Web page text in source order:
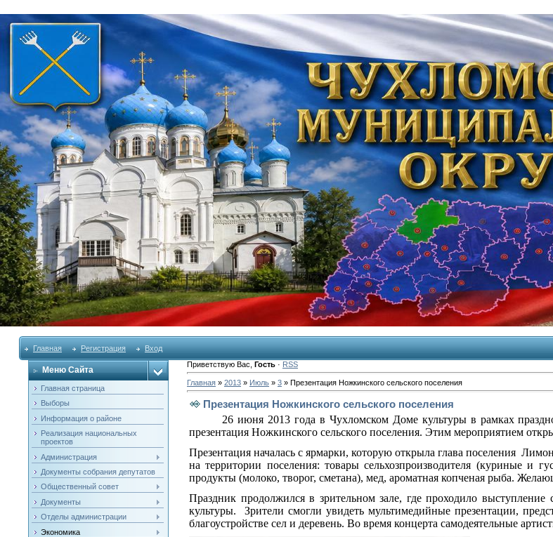
Главная Регистрация Вход
Меню Сайта
Главная страница
Выборы
Информация о районе
Реализация национальных
проектов
Администрация
Документы собрания депутатов
Общественный совет
Документы
Отделы администрации
Экономика
Приветствую Вас Гость· RSS
Главная» 2013 » Июль » 3» Презентация Ножкинского сельского поселения
Презентация Ножкинского сельского поселения
26 июня 2013 года в Чухломском Доме культуры в рамках
презентация Ножкинского сельского поселения. Этим мероприятием
Презентация началась с ярмарки, которую открыла глава поселения
на территории поселения: товары сельхозпроизводителя (куриные
продукты (молоко, творог, сметана), мед, ароматная копченая рыба.
Праздник продолжился в зрительном зале, где проходило
культуры.
Зрители смогли увидеть мультимедийные презентации,
благоустройстве сел и деревень. Во время концерта самодеятельные